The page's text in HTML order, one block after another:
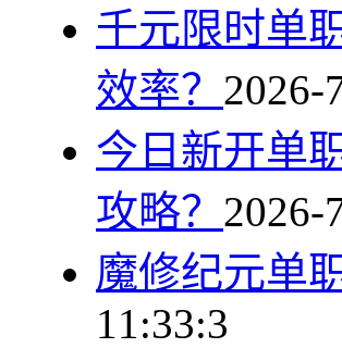
千元限时单
效率？ 2026-
今日新开单
攻略？ 2026-
魔修纪元单
11:33:3